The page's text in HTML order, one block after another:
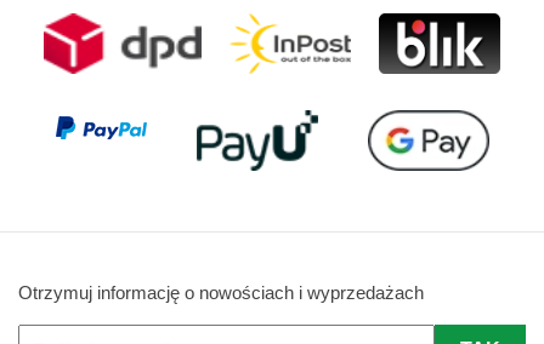
Otrzymuj informację o nowościach i wyprzedażach